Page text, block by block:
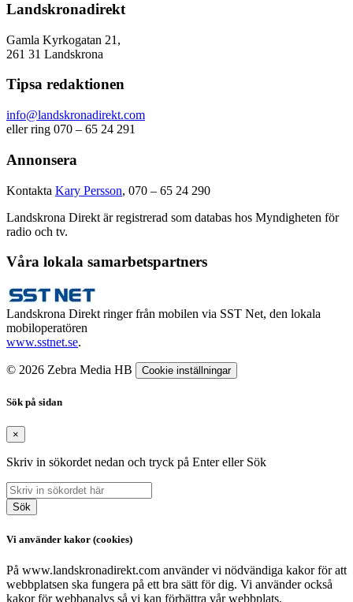
Landskronadirekt
Gamla Kyrkogatan 21,
261 31 Landskrona
Tipsa redaktionen
info@landskronadirekt.com
eller ring 070 – 65 24 291
Annonsera
Kontakta Kary Persson, 070 – 65 24 290
Landskrona Direkt är registrerad som databas hos Myndigheten för
radio och tv.
Våra lokala samarbetspartners
Landskrona Direkt ringer från mobilen via SST Net, den lokala
mobiloperatören
www.sstnet.se.
© 2026 Zebra Media HB Cookie inställningar
Sök på sidan
×
Skriv in sökordet nedan och tryck på Enter eller Sök
Sök
Vi använder kakor (cookies)
På www.landskronadirekt.com använder vi nödvändiga kakor för att
webbplatsen ska fungera på ett bra sätt för dig. Vi använder också
kakor för webbanalys så vi kan förbättra vår webbplats.